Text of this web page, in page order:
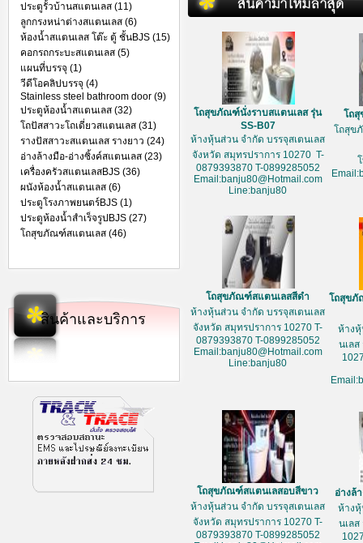
ประตูรั้วบ้านสแตนเลส (11)
ลูกกรงหน่าต่างสแตนเลส (6)
ห้องน้ำสแตนเลส โต๊ะ ตู้ ชั้นBJS (15)
คอกรถกระบะสแตนเลส (5)
แผนที่บรรจุ (1)
วีดีโอคลิปบรรจุ (4)
Stainless steel bathroom door (9)
ประตูห้องน้ำสแตนเลส (32)
โถปัสสาวะโถเดี่ยวสแตนเลส (31)
รางปัสสาวะสแตนเลส รางยาว (24)
อ่างล้างมือ-อ่างซิ้งค์สแตนเลส (23)
เครื่องครัวสแตนเลสBJS (36)
ผนังห้องน้ำสแตนเลส (6)
ประตูโรงภาพยนตร์BJS (1)
ประตูห้องน้ำสำเร็จรูปBJS (27)
โถสุขภัณฑ์สแตนเลส (46)
สินค้าและบริการ
โถสุขภัณฑ์นั่งราบสแตนเลส รุ่น
SS-B07
ห้างหุ้นส่วน จำกัด บรรจุสเตนเลส
จังหวัด สมุทรปราการ 10270 T-
0879393870 T-0899285052
Email:banju80@Hotmail.com
Line:banju80
โถ
โถสุข
โถสุขภัณฑ์สแตนเลสสีดำ
ห้างหุ้นส่วน จำกัด บรรจุสเตนเลส
จังหวัด สมุทรปราการ 10270 T-
0879393870 T-0899285052
Email:banju80@Hotmail.com
Line:banju80
โถสุขภั
ห้างหุ้
นเล
โถสุขภัณฑ์สแตนเลสอบสีขาว
ห้างหุ้นส่วน จำกัด บรรจุสเตนเลส
จังหวัด สมุทรปราการ 10270 T-
0879393870 T-0899285052
อ่างล้
ห้างหุ้
นเล